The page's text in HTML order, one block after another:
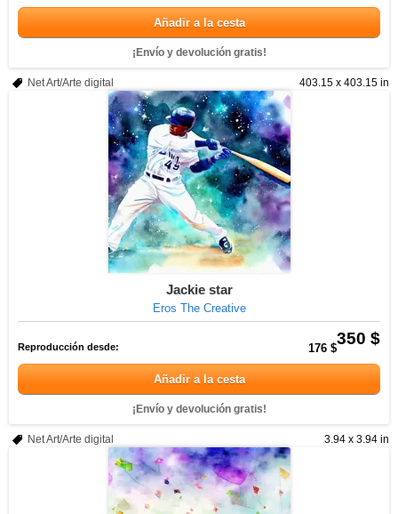
Añadir a la cesta
¡Envío y devolución gratis!
403.15 x 403.15 in
Net Art/Arte digital
Jackie star
Eros The Creative
350 $
Reproducción desde: 176 $
Añadir a la cesta
¡Envío y devolución gratis!
3.94 x 3.94 in
Net Art/Arte digital